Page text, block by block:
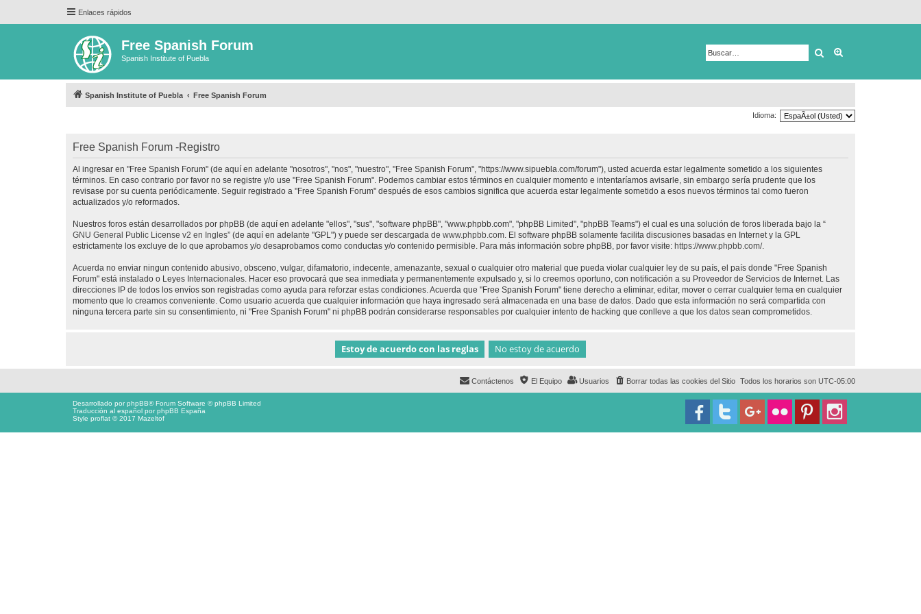
Enlaces rápidos
Free Spanish Forum
Spanish Institute of Puebla Buscar
Spanish Institute of Puebla Free Spanish Forum
Idioma:
Free Spanish Forum -Registro
Al ingresar en "Free Spanish Forum" (de aquí en adelante "nosotros", "nos", "nuestro", "Free Spanish Forum", "https://www.sipuebla.com/forum"), usted acuerda estar legalmente sometido a los siguientes
términos. En caso contrario por favor no se registre y/o use "Free Spanish Forum". Podemos cambiar estos términos en cualquier momento e intentaríamos avisarle, sin embargo sería prudente que los
revisase por su cuenta periódicamente. Seguir registrado a "Free Spanish Forum" después de esos cambios significa que acuerda estar legalmente sometido a esos nuevos términos tal como fueron
actualizados y/o reformados.
Nuestros foros están desarrollados por phpBB (de aquí en adelante "ellos", "sus", "software phpBB", "www.phpbb.com", "phpBB Limited", "phpBB Teams") el cual es una solución de foros liberada bajo la “
GNU General Public License v2 en Ingles” (de aquí en adelante "GPL") y puede ser descargada de www.phpbb.com . El software phpBB solamente facilita discusiones basadas en Internet y la GPL
estrictamente los excluye de lo que aprobamos y/o desaprobamos como conductas y/o contenido permisible. Para más información sobre phpBB, por favor visite: https://www.phpbb.com/.
Acuerda no enviar ningun contenido abusivo, obsceno, vulgar, difamatorio, indecente, amenazante, sexual o cualquier otro material que pueda violar cualquier ley de su país, el país donde "Free Spanish
Forum" está instalado o Leyes Internacionales. Hacer eso provocará que sea inmediata y permanentemente expulsado y, si lo creemos oportuno, con notificación a su Proveedor de Servicios de Internet. Las
direcciones IP de todos los envíos son registradas como ayuda para reforzar estas condiciones. Acuerda que "Free Spanish Forum" tiene derecho a eliminar, editar, mover o cerrar cualquier tema en cualquier
momento que lo creamos conveniente. Como usuario acuerda que cualquier información que haya ingresado será almacenada en una base de datos. Dado que esta información no será compartida con
ninguna tercera parte sin su consentimiento, ni "Free Spanish Forum" ni phpBB podrán considerarse responsables por cualquier intento de hacking que conlleve a que los datos sean comprometidos.
Todos los horarios son UTC-05:00
Borrar todas las cookies del Sitio
Usuarios
El Equipo
Contáctenos
Desarrollado porphpBB® Forum Software © phpBB Limited
Traducción al español porphpBB España
Style proflat © 2017 Mazeltof